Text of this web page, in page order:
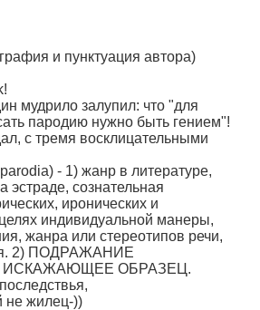
и пунктуация автора)
мудрило залупил: что "для
пародию нужно быть гением"!
с тремя восклицательными
- 1) жанр в литературе,
эстраде, сознательная
иронических и
индивидуальной манеры,
жанра или стереотипов речи,
2) ПОДРАЖАНИЕ
ОБРАЗЕЦ.
не жилец-))